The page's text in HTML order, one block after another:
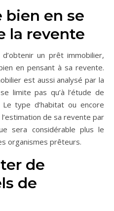
bien en se
la revente
un prêt immobilier,
en pensant à sa revente.
est aussi analysé par la
limite pas qu’à l’étude de
type d’habitat ou encore
de sa revente par
sera considérable plus le
organismes prêteurs.
de
de